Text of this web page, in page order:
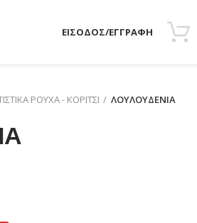
ΕΙΣΟΔΟΣ/ΕΓΓΡΑΦΗ
ΡΟΥΧΑ - ΚΟΡΙΤΣΙ ΛΟΥΛΟΥΔΕΝΙΑ